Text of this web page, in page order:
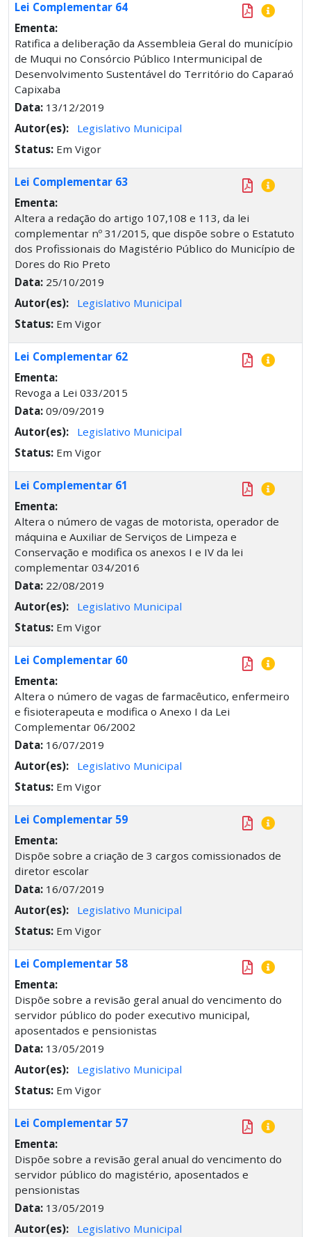
Lei Complementar 64
Ementa:
Ratifica a deliberação da Assembleia Geral do município
de Muqui no Consórcio Público Intermunicipal de
Desenvolvimento Sustentável do Território do Caparaó
Capixaba
Data: 13/12/2019
Autor(es):
Legislativo Municipal
Status: Em Vigor
Lei Complementar 63
Ementa:
Altera a redação do artigo 107,108 e 113, da lei
complementar nº 31/2015, que dispõe sobre o Estatuto
dos Profissionais do Magistério Público do Município de
Dores do Rio Preto
Data: 25/10/2019
Autor(es):
Legislativo Municipal
Status: Em Vigor
Lei Complementar 62
Ementa:
Revoga a Lei 033/2015
Data: 09/09/2019
Autor(es):
Legislativo Municipal
Status: Em Vigor
Lei Complementar 61
Ementa:
Altera o número de vagas de motorista, operador de
máquina e Auxiliar de Serviços de Limpeza e
Conservação e modifica os anexos I e IV da lei
complementar 034/2016
Data: 22/08/2019
Autor(es):
Legislativo Municipal
Status: Em Vigor
Lei Complementar 60
Ementa:
Altera o número de vagas de farmacêutico, enfermeiro
e fisioterapeuta e modifica o Anexo I da Lei
Complementar 06/2002
Data: 16/07/2019
Autor(es):
Legislativo Municipal
Status: Em Vigor
Lei Complementar 59
Ementa:
Dispõe sobre a criação de 3 cargos comissionados de
diretor escolar
Data: 16/07/2019
Autor(es):
Legislativo Municipal
Status: Em Vigor
Lei Complementar 58
Ementa:
Dispõe sobre a revisão geral anual do vencimento do
servidor público do poder executivo municipal,
aposentados e pensionistas
Data: 13/05/2019
Autor(es):
Legislativo Municipal
Status: Em Vigor
Lei Complementar 57
Ementa:
Dispõe sobre a revisão geral anual do vencimento do
servidor público do magistério, aposentados e
pensionistas
Data: 13/05/2019
Autor(es):
Legislativo Municipal